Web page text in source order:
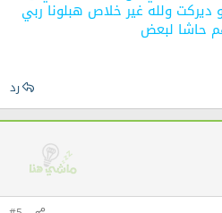
ديركت ولله غير خلاص هبلونا ربي
حاشا لبعض
رد